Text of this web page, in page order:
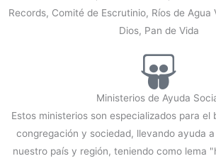
Records, Comité de Escrutinio, Ríos de Agua
Dios, Pan de Vida
Ministerios de Ayuda
Estos ministerios son especializados para el
congregación y sociedad, llevando ayuda
nuestro país y región, teniendo como lema